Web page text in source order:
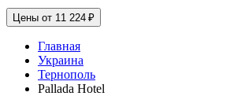
Цены от 11 224 ₽
Главная
Украина
Тернополь
Pallada Hotel